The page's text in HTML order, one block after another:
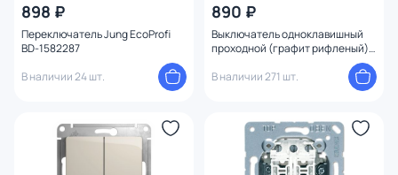
898 ₽
Переключатель Jung EcoProfi
BD-1582287
В наличии 24 шт.
890 ₽
Выключатель одноклавишный
проходной (графит рифленый)
В наличии 271 шт.